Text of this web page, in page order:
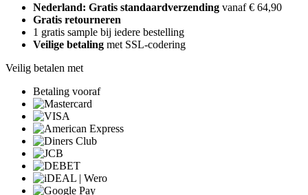
Nederland: Gratis standaardverzending vanaf € 64,90
Gratis retourneren
1 gratis sample bij iedere bestelling
Veilige betaling met SSL-codering
Veilig betalen met
Betaling vooraf